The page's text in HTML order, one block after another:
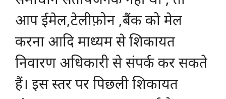
आप ईमेल,टेलीफ़ोन ,बैंक को मेल
करना आदि माध्यम से शिकायत
निवारण अधिकारी से संपर्क कर सकते
हैं। इस स्तर पर पिछली शिकायत